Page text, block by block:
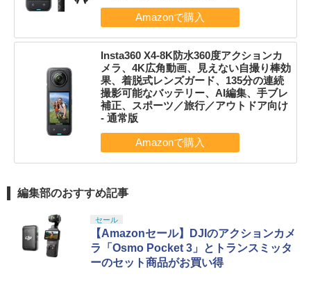
Insta360 X4-8K防水360度アクションカ
メラ、4K広角動画、見えない自撮り棒効
果、着脱式レンズガード、135分の連続
撮影可能なバッテリー、AI編集、手ブレ
補正、スポーツ／旅行／アウトドア向け
- 通常版
編集部のおすすめ記事
セール
【Amazonセール】DJIのアクションカメ
ラ「Osmo Pocket 3」とトランスミッタ
ーのセット商品がお買い得